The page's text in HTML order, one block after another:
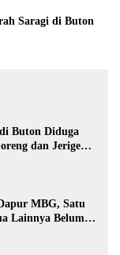
Saragi di Buton
Buton Diduga
dan Jerigen
MBG, Satu
Lainnya Belum